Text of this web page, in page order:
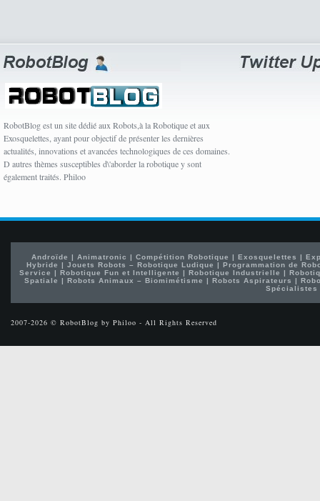
RobotBlog est un site dédié aux Robots,à la Robotique et aux
Exosquelettes, ayant pour objectif de présenter les dernières
actualités, innovations et avancées technologiques de ces domaines.
D autres thèmes susceptibles d\'aborder la robotique y sont
également traités. Philoo
Androïde | Animatronic | Compétition Robotique | Exosquelettes |
Hybride |Jouets Robots – Robotique Ludique |Programmation de
Service | Robotique Fun et Intelligente | Robotique Industrielle |
Spatiale | Robots Animaux – Biomimétisme | Robots Aspirateurs |
Spécialistes
2007-2026 © RobotBlog by Philoo - All Rights Reserved